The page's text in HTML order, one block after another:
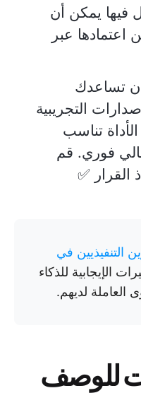
فيها يمكن أن
عبر
تساعدك
التجريبية
تناسب
فوري. قم
القرار ✅
التنفيذيين في
الإيجابية للذكاء
العاملة لديهم.
للوصف